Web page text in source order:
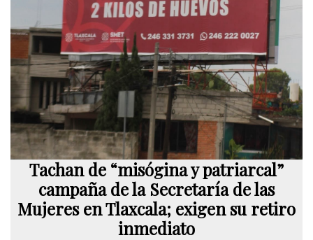
Tachan de “misógina y patriarcal”
campaña de la Secretaría de las
Mujeres en Tlaxcala; exigen su retiro
inmediato